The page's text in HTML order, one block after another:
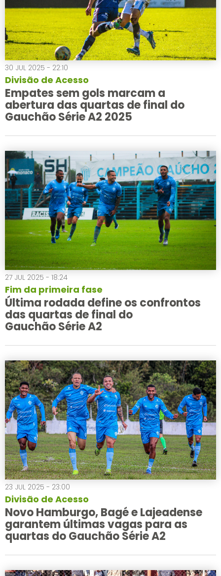
30 JUL 2025 - 22:10
Divisão de Acesso
Empates sem gols marcam a
abertura das quartas de final do
Gauchão Série A2 2025
27 JUL 2025 - 18:24
Fim da primeira fase
Última rodada define os confrontos
das quartas de final do
Gauchão Série A2
23 JUL 2025 - 23:00
Divisão de Acesso
Novo Hamburgo, Bagé e Lajeadense
garantem últimas vagas para as
quartas do Gauchão Série A2